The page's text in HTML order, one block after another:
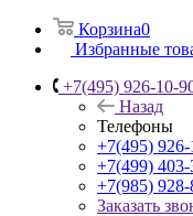
Корзина0
Избранные
+7(495) 926-10-
Назад
Телефоны
+7(495)
+7(499)
+7(985)
Заказать